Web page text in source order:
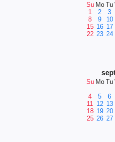
Su Mo Tu
1
2 3
8
9 10
15 16 17
22 23 24
Su Mo Tu
4
5 6
11 12 13
18 19 20
25 26 27